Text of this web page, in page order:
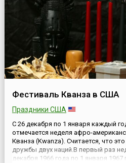
Фестиваль Кванза в США
Праздники США
С 26 декабря по 1 января каждый
отмечается неделя афро-
Кванза (Kwanza). Считается, что
дружбы двух наций.В первый раз
декабря 1966 года по 1 января